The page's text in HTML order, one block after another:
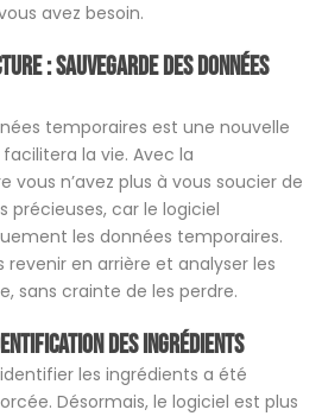
avez besoin.
:Sauvegarde des Données
temporaires est une nouvelle
la vie. Avec la
n’avez plus à vous soucier de
précieuses, car le logiciel
les données temporaires.
revenir en arrière et analyser les
sans crainte de les perdre.
des Ingrédients
les ingrédients a été
Désormais, le logiciel est plus